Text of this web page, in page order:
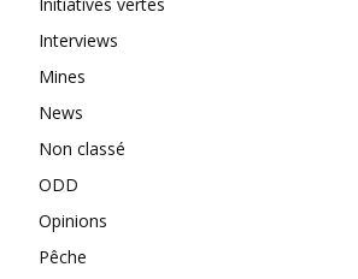
Interviews
Mines
News
Non classé
ODD
Opinions
Pêche